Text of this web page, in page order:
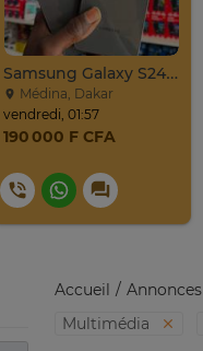
Samsung Galaxy S24 Venant 128go Ram 8go 5g
Médina, Dakar
vendredi, 01:57
190 000 F CFA
Accueil Annonces
Multimédia